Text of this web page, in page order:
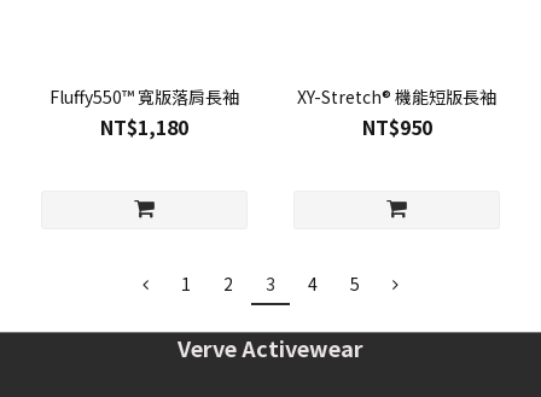
Fluffy550™ 寬版落肩長袖
NT$1,180
XY-Stretch® 機能短版長袖
NT$950
1 2 3 4 5
Verve Activewear